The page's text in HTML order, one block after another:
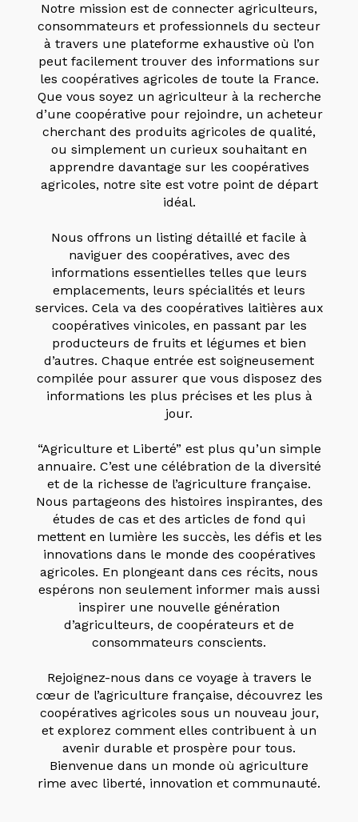
Notre mission est de connecter agriculteurs,
consommateurs et professionnels du secteur
à travers une plateforme exhaustive où l’on
peut facilement trouver des informations sur
les coopératives agricoles de toute la France.
Que vous soyez un agriculteur à la recherche
d’une coopérative pour rejoindre, un acheteur
cherchant des produits agricoles de qualité,
ou simplement un curieux souhaitant en
apprendre davantage sur les coopératives
agricoles, notre site est votre point de départ
idéal.
Nous offrons un listing détaillé et facile à
naviguer des coopératives, avec des
informations essentielles telles que leurs
emplacements, leurs spécialités et leurs
services. Cela va des coopératives laitières aux
coopératives vinicoles, en passant par les
producteurs de fruits et légumes et bien
d’autres. Chaque entrée est soigneusement
compilée pour assurer que vous disposez des
informations les plus précises et les plus à
jour.
“Agriculture et Liberté” est plus qu’un simple
annuaire. C’est une célébration de la diversité
et de la richesse de l’agriculture française.
Nous partageons des histoires inspirantes, des
études de cas et des articles de fond qui
mettent en lumière les succès, les défis et les
innovations dans le monde des coopératives
agricoles. En plongeant dans ces récits, nous
espérons non seulement informer mais aussi
inspirer une nouvelle génération
d’agriculteurs, de coopérateurs et de
consommateurs conscients.
Rejoignez-nous dans ce voyage à travers le
cœur de l’agriculture française, découvrez les
coopératives agricoles sous un nouveau jour,
et explorez comment elles contribuent à un
avenir durable et prospère pour tous.
Bienvenue dans un monde où agriculture
rime avec liberté, innovation et communauté.